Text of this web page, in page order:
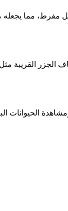
مفرط، مما
القريبة
الحيوانات